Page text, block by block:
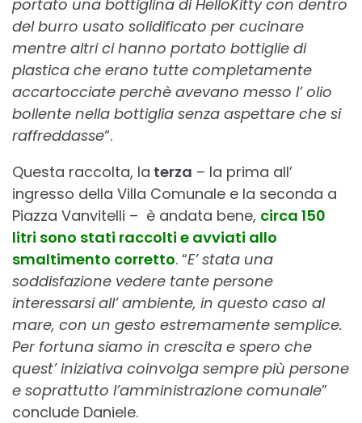
portato una bottiglina di HelloKitty con dentro
del burro usato solidificato per cucinare
mentre altri ci hanno portato bottiglie di
plastica che erano tutte completamente
accartocciate perchè avevano messo l’ olio
bollente nella bottiglia senza aspettare che si
raffreddasse“.
Questa raccolta, la terza – la prima all’
ingresso della Villa Comunale e la seconda a
Piazza Vanvitelli – è andata bene, circa 150
litri sono stati raccolti e avviati allo
smaltimento corretto. “E’ stata una
soddisfazione vedere tante persone
interessarsi all’ ambiente, in questo caso al
mare, con un gesto estremamente semplice.
Per fortuna siamo in crescita e spero che
quest’ iniziativa coinvolga sempre più persone
e soprattutto l’amministrazione comunale”
conclude Daniele.